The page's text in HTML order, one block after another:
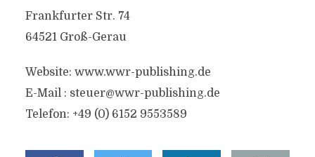
Frankfurter Str. 74
64521 Groß-Gerau
Website: www.wwr-publishing.de
E-Mail : steuer@wwr-publishing.de
Telefon: +49 (0) 6152 9553589